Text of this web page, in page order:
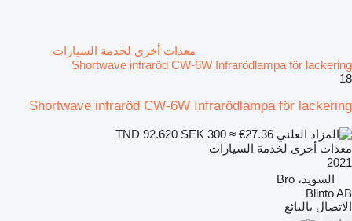
معدات أخرى لخدمة السيارات
Shortwave infraröd CW-6W Infrarödlampa för lackering
18
Shortwave infraröd CW-6W Infrarödlampa för lackering
SEK 300 ≈ €27.36
معدات أخرى لخدمة السيارات
2021
السويد، Bro
Blinto AB
الاتصال بالبائع